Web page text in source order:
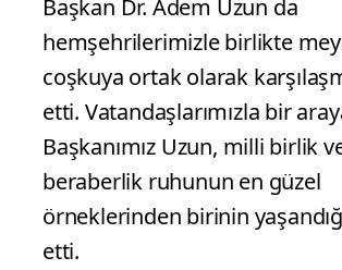
Başkan Dr. Adem Uzun da
hemşehrilerimizle birlikte
coşkuya ortak olarak
etti. Vatandaşlarımızla bir
Başkanımız Uzun, milli birlik
beraberlik ruhunun en güzel
örneklerinden birinin
etti.